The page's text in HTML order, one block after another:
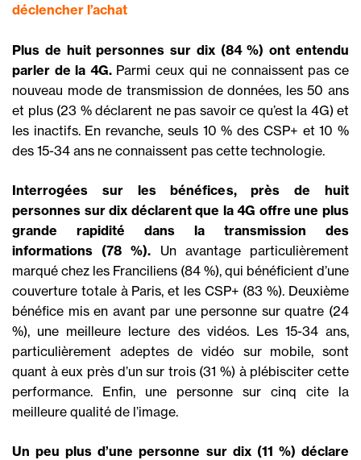
déclencher l’achat
Plus de huit personnes sur dix (84 %) ont entendu
parler de la 4G.Parmi ceux qui ne connaissent pas ce
nouveau mode de transmission de données, les 50 ans
et plus (23 % déclarent ne pas savoir ce qu’est la 4G) et
les inactifs. En revanche, seuls 10 % des CSP+ et 10 %
des 15-34 ans ne connaissent pas cette technologie.
Interrogées sur les bénéfices, près de huit
personnes sur dix déclarent que la 4G offre une plus
grande rapidité dans la transmission des
informations (78 %). Un avantage particulièrement
marqué chez les Franciliens (84 %), qui bénéficient d’une
couverture totale à Paris, et les CSP+ (83 %). Deuxième
bénéfice mis en avant par une personne sur quatre (24
%), une meilleure lecture des vidéos. Les 15-34 ans,
particulièrement adeptes de vidéo sur mobile, sont
quant à eux près d’un sur trois (31 %) à plébisciter cette
performance. Enfin, une personne sur cinq cite la
meilleure qualité de l’image.
Un peu plus d’une personne sur dix (11 %) déclare